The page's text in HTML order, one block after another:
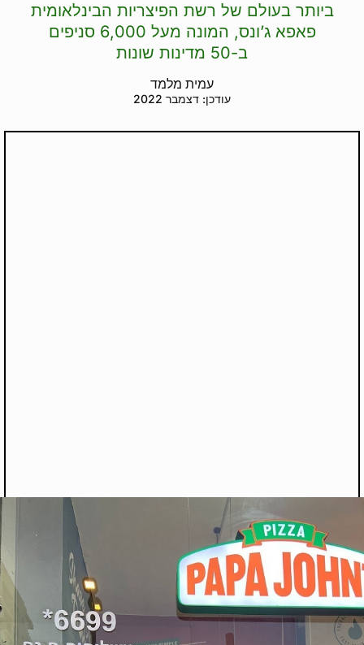
ביותר בעולם של רשת הפיצריות הבינלאומית
פאפא ג’ונס, המונה מעל 6,000 סניפים
ב-50 מדינות שונות
עמית מלמד
עודכן: דצמבר 2022